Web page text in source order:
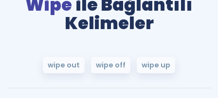
Kelimeler
wipe out wipe off wipe up